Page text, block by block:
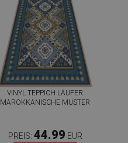
VINYL TEPPICH LÄUFER
MAROKKANISCHE MUSTER
PREIS: 44.99 EUR